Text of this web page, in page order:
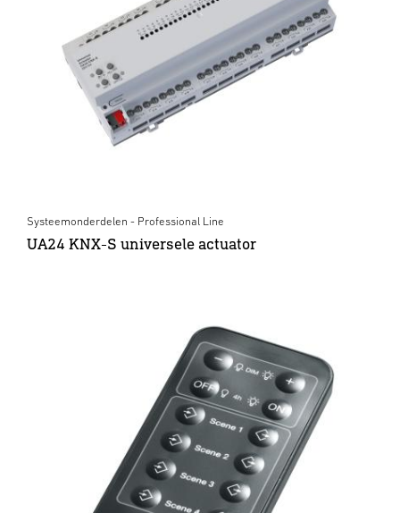
Systeemonderdelen - Professional Line
UA24 KNX-S universele actuator